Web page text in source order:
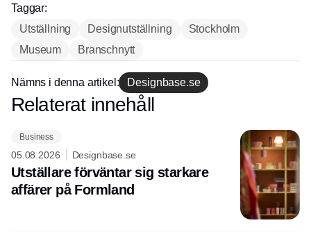
Taggar:
Utställning
Designutställning
Stockholm
Museum
Branschnytt
Nämns i denna artikel: Designbase.se
Annons
Relaterat innehåll
Business
05.08.2026 Designbase.se
Utställare förväntar sig starkare
affärer på Formland